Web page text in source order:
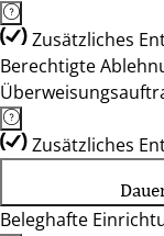
Zusätzliches
Berechtigte
Zusätzliches
Beleghafte